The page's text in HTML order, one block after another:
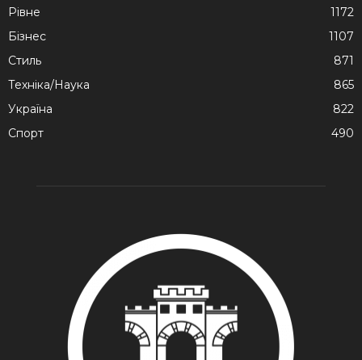
Рівне
1172
Бізнес
1107
Стиль
871
Техніка/Наука
865
Україна
822
Спорт
490